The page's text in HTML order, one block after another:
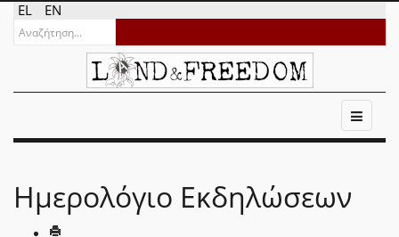
EL EN
Ημερολόγιο Εκδηλώσεων